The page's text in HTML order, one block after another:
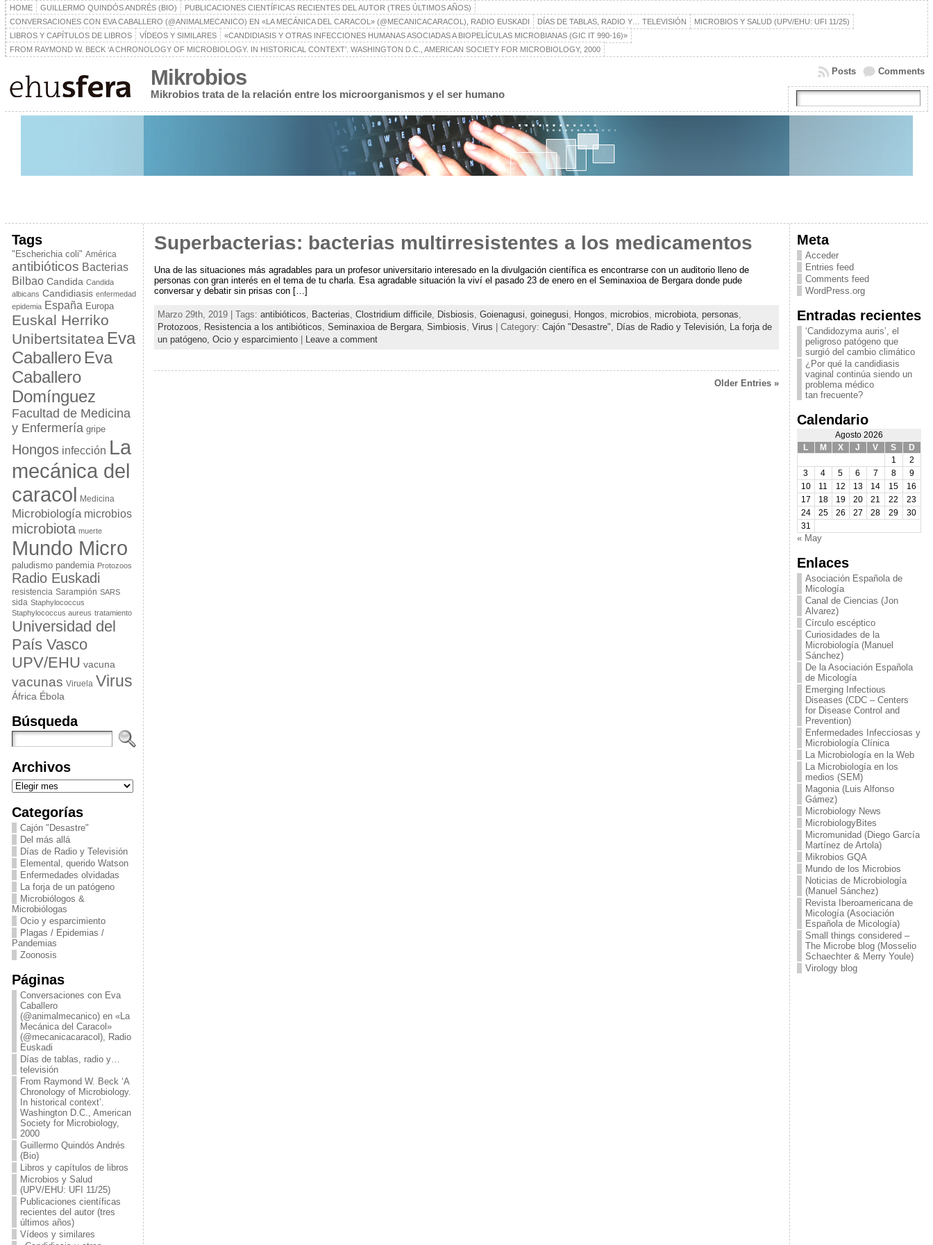
HOME GUILLERMO QUINDÓS ANDRÉS (BIO)
PUBLICACIONES CIENTÍFICAS RECIENTES DEL AUTOR (TRES ÚLTIMOS AÑOS)
CONVERSACIONES CON EVA CABALLERO (@ANIMALMECANICO) EN «LA MECÁNICA DEL CARACOL» (@MECANICACARACOL), RADIO EUSKADI
DÍAS DE TABLAS, RADIO Y… TELEVISIÓN
MICROBIOS Y SALUD (UPV/EHU: UFI 11/25)
LIBROS Y CAPÍTULOS DE LIBROS
VÍDEOS Y SIMILARES
«CANDIDIASIS Y OTRAS INFECCIONES HUMANAS ASOCIADAS A BIOPELÍCULAS MICROBIANAS (GIC IT 990-16)»
FROM RAYMOND W. BECK ‘A CHRONOLOGY OF MICROBIOLOGY. IN HISTORICAL CONTEXT’. WASHINGTON D.C., AMERICAN SOCIETY FOR MICROBIOLOGY, 2000
Mikrobios
Mikrobios trata de la relación entre los microorganismos y el ser humano
Comments
Posts
Tags
"Escherichia coli" América
antibióticos Bacterias
Bilbao Candida Candida
albicans Candidiasis enfermedad
epidemia España Europa
Euskal Herriko
Unibertsitatea Eva
Caballero Eva
Caballero
Domínguez
Facultad de Medicina
y Enfermería gripe
Hongos infección La
mecánica del
caracol Medicina
Microbiología microbios
microbiota muerte
Mundo Micro
paludismo pandemia Protozoos
Radio Euskadi
resistencia Sarampión SARS
sida Staphylococcus
Staphylococcus aureus tratamiento
Universidad del
País Vasco
UPV/EHU vacuna
vacunas Viruela Virus
África Ébola
Búsqueda
Archivos
Archivos
Categorías
Cajón "Desastre"
Del más allá
Días de Radio y Televisión
Elemental, querido Watson
Enfermedades olvidadas
La forja de un patógeno
Microbiólogos &
Microbiólogas
Ocio y esparcimiento
Plagas / Epidemias /
Pandemias
Zoonosis
Páginas
Conversaciones con Eva
Caballero
(@animalmecanico) en «La
Mecánica del Caracol»
(@mecanicacaracol), Radio
Euskadi
Días de tablas, radio y…
televisión
From Raymond W. Beck ‘A
Chronology of Microbiology.
In historical context’.
Washington D.C., American
Society for Microbiology,
2000
Guillermo Quindós Andrés
(Bio)
Libros y capítulos de libros
Microbios y Salud
(UPV/EHU: UFI 11/25)
Publicaciones científicas
recientes del autor (tres
últimos años)
Vídeos y similares
Superbacterias: bacterias multirresistentes a los medicamentos
Una de las situaciones más agradables para un profesor universitario interesado en la divulgación científica es encontrarse con un auditorio lleno de
personas con gran interés en el tema de tu charla. Esa agradable situación la viví el pasado 23 de enero en el Seminaxioa de Bergara donde pude
conversar y debatir sin prisas con […]
Marzo 29th, 2019 | Tags: antibióticos Bacterias Clostridium difficile, Disbiosis Goienagusi goinegusi Hongos microbios microbiota, personas
Protozoos
Resistencia a los antibióticos Seminaxioa de Bergara, Simbiosis Virus | Category: Cajón "Desastre", Días de Radio y Televisión, La forja de
un patógeno, Ocio y esparcimiento| Leave a comment
Older Entries »
Meta
Acceder
Entries feed
Comments feed
WordPress.org
Entradas recientes
‘Candidozyma auris’, el
peligroso patógeno que
surgió del cambio climático
¿Por qué la candidiasis
vaginal continúa siendo un
problema médico
tan frecuente?
Calendario
Agosto 2026
L
M X J V S
D
1
2
3
4 5 6 7 8
9
10
11 12 13 14 15
16
17
18 19 20 21 22
23
24
25 26 27 28 29
30
31
« May
Enlaces
Asociación Española de
Micología
Canal de Ciencias (Jon
Alvarez)
Círculo escéptico
Curiosidades de la
Microbiología (Manuel
Sánchez)
De la Asociación Española
de Micología
Emerging Infectious
Diseases (CDC – Centers
for Disease Control and
Prevention)
Enfermedades Infecciosas y
Microbiología Clínica
La Microbiología en la Web
La Microbiología en los
medios (SEM)
Magonia (Luis Alfonso
Gámez)
Microbiology News
MicrobiologyBites
Micromunidad (Diego García
Martínez de Artola)
Mikrobios GQA
Mundo de los Microbios
Noticias de Microbiología
(Manuel Sánchez)
Revista Iberoamericana de
Micología (Asociación
Española de Micología)
Small things considered –
The Microbe blog (Mosselio
Schaechter & Merry Youle)
Virology blog